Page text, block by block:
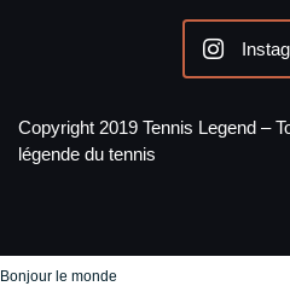
Copyright 2019 Tennis Legend –
légende du tennis
Bonjour le monde